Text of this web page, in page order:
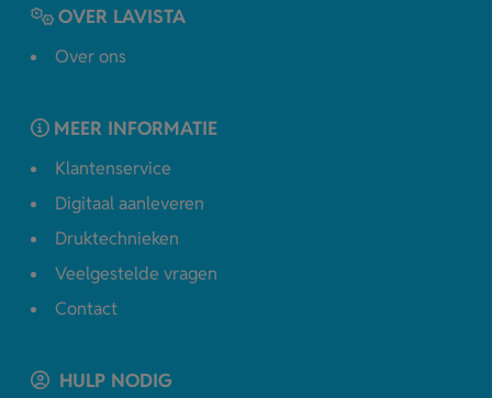
OVER LAVISTA
Over ons
MEER INFORMATIE
Klantenservice
Digitaal aanleveren
Druktechnieken
Veelgestelde vragen
Contact
HULP NODIG